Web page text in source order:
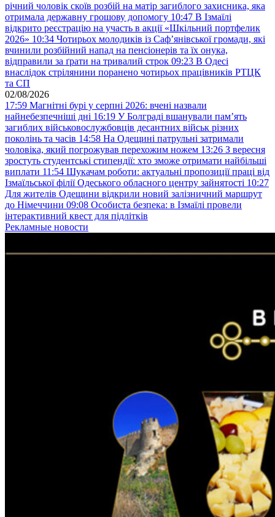
річний чоловік скоїв розбій на матір загиблого захисника, яка
отримала державну грошову допомогу 10:47 В Ізмаїлі
відкрито реєстрацію на участь в акції «Шкільний портфелик
2026» 10:34 Чотирьох молодиків із Саф’янівської громади, які
вчинили розбійний напад на пенсіонерів та їх онука,
відправили за ґрати на тривалий строк 09:23 В Одесі
внаслідок стрілянини поранено чотирьох працівників РТЦК
та СП
02/08/2026
17:59 Магнітні бурі у серпні 2026: вчені назвали
найнебезпечніші дні 16:19 У Болграді вшанували пам’ять
загиблих військовослужбовців десантних військ різних
поколінь та часів 14:58 На Одещині патрульні затримали
чоловіка, який погрожував перехожим ножем 13:26 З вересня
зростуть студентські стипендії: хто зможе отримати найбільші
виплати 11:54 Шукачам роботи: актуальні пропозиції праці від
Ізмаїльської філії Одеського обласного центру зайнятості 10:27
Для жителів Одещини відкрили новий залізничний маршрут
до Німеччини 09:08 Особиста безпека: в Ізмаїлі провели
інтерактивний квест для підлітків
Рекламные новости